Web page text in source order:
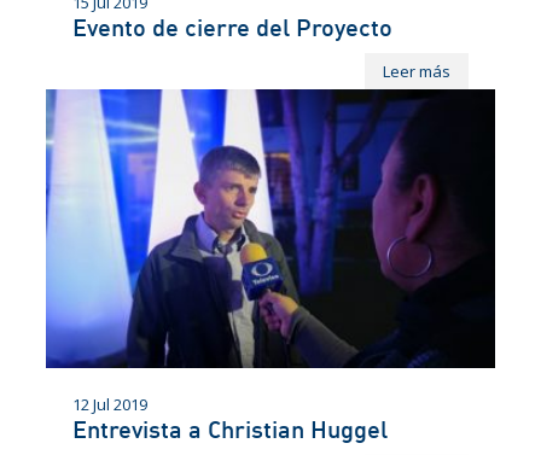
Evento de cierre del Proyecto
Leer más
12 Jul 2019
Entrevista a Christian Huggel